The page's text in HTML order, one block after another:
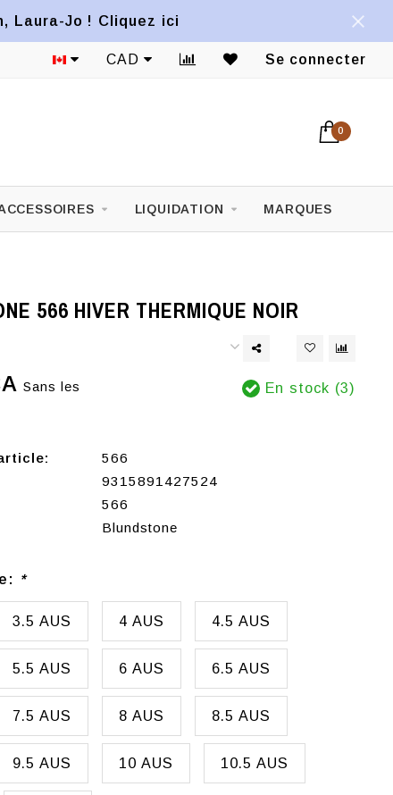
Laura-Jo ! Cliquez ici
CAD Se connecter
0
LIQUIDATION MARQUES
566 HIVER THERMIQUE NOIR
Sans les
En stock (3)
566
9315891427524
566
Blundstone
*
3.5 AUS 4 AUS 4.5 AUS
5.5 AUS 6 AUS 6.5 AUS
7.5 AUS 8 AUS 8.5 AUS
9.5 AUS 10 AUS 10.5 AUS